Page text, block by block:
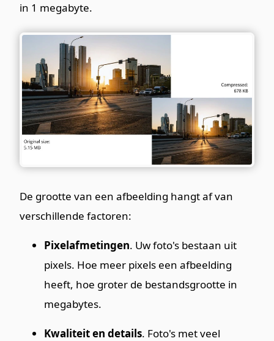
in 1 megabyte.
De grootte van een afbeelding hangt af van
verschillende factoren:
Pixelafmetingen. Uw foto's bestaan uit
pixels. Hoe meer pixels een afbeelding
heeft, hoe groter de bestandsgrootte in
megabytes.
Kwaliteit en details. Foto's met veel